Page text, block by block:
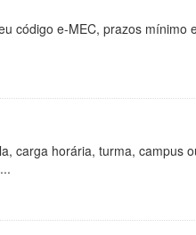
código e-MEC, prazos mínimo
carga horária, turma, campus